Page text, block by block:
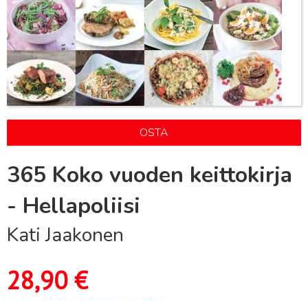
OSTA
365 Koko vuoden keittokirja
- Hellapoliisi
Kati Jaakonen
28,90€